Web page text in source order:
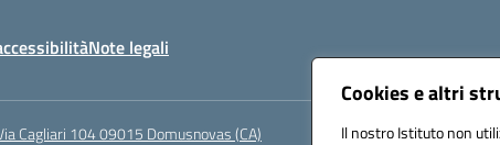
Cookies e altri
Il nostro Istituto non
Note legali
Cagliari 104 09015 Domusnovas (CA)